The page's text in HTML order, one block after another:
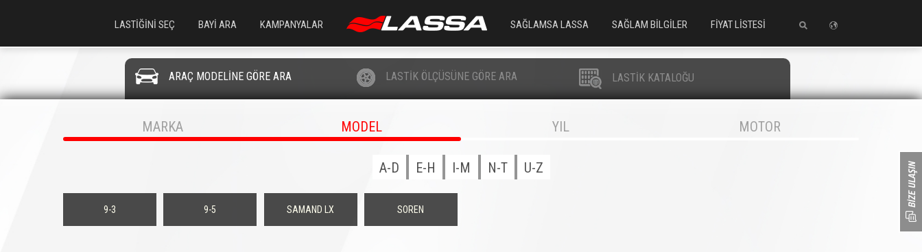
LASTİĞİNİ SEÇ BAYİ ARA KAMPANYALAR SAĞLAMSA LASSA SAĞLAM BİLGİLER FİYAT LİSTESİ
ARAÇ MODELİNE GÖRE ARA LASTİK ÖLÇÜSÜNE GÖRE ARA LASTİK KATALOĞU
MARKA MODEL YIL MOTOR
A-D E-H I-M N-T U-Z
9-3 9-5 SAMAND LX SOREN